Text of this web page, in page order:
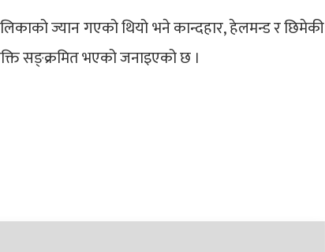
ज्यान गएको थियो भने कान्दहार, हेलमन्ड र छिमेकी
सङ्क्रमित भएको जनाइएको छ ।